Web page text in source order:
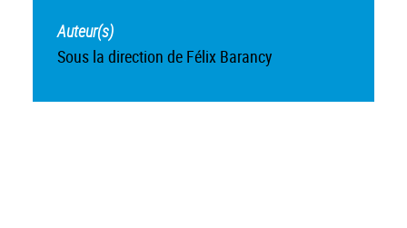
Auteur(s)
Sous la direction de Félix Barancy